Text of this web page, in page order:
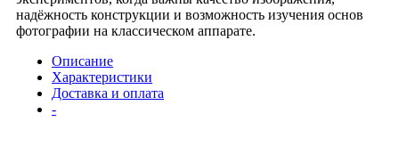
надёжность конструкции и возможность изучения основ
фотографии на классическом аппарате.
Описание
Характеристики
Доставка и оплата
-